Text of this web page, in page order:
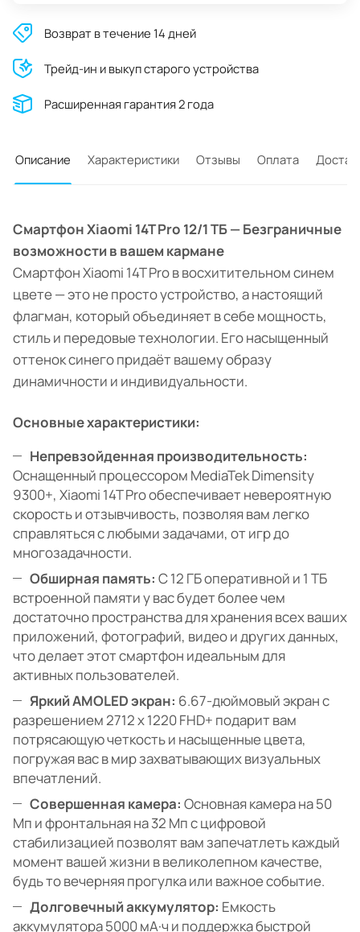
Возврат в течение 14 дней
Трейд-ин и выкуп старого устройства
Расширенная гарантия 2 года
Описание Характеристики Отзывы Оплата
Смартфон Xiaomi 14T Pro 12/1 ТБ — Безграничные
возможности в вашем кармане
Смартфон Xiaomi 14T Pro в восхитительном синем
цвете — это не просто устройство, а настоящий
флагман, который объединяет в себе мощность,
стиль и передовые технологии. Его насыщенный
оттенок синего придаёт вашему образу
динамичности и индивидуальности.
Основные характеристики:
Непревзойденная производительность:
Оснащенный процессором MediaTek Dimensity
9300+, Xiaomi 14T Pro обеспечивает невероятную
скорость и отзывчивость, позволяя вам легко
справляться с любыми задачами, от игр до
многозадачности.
Обширная память: С 12 ГБ оперативной и 1 ТБ
встроенной памяти у вас будет более чем
достаточно пространства для хранения всех ваших
приложений, фотографий, видео и других данных,
что делает этот смартфон идеальным для
активных пользователей.
Яркий AMOLED экран: 6.67-дюймовый экран с
разрешением 2712 x 1220 FHD+ подарит вам
потрясающую четкость и насыщенные цвета,
погружая вас в мир захватывающих визуальных
впечатлений.
Совершенная камера: Основная камера на 50
Мп и фронтальная на 32 Мп с цифровой
стабилизацией позволят вам запечатлеть каждый
момент вашей жизни в великолепном качестве,
будь то вечерняя прогулка или важное событие.
Долговечный аккумулятор: Емкость
аккумулятора 5000 мА·ч и поддержка быстрой